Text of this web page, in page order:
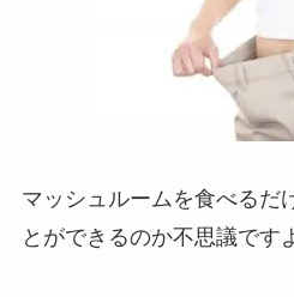
マッシュルームを食べるだ
とができるのか不思議です